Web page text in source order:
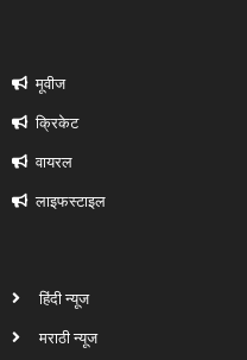
मूवीज
क्रिकेट
वायरल
लाइफस्टाइल
हिंदी न्यूज
मराठी न्यूज